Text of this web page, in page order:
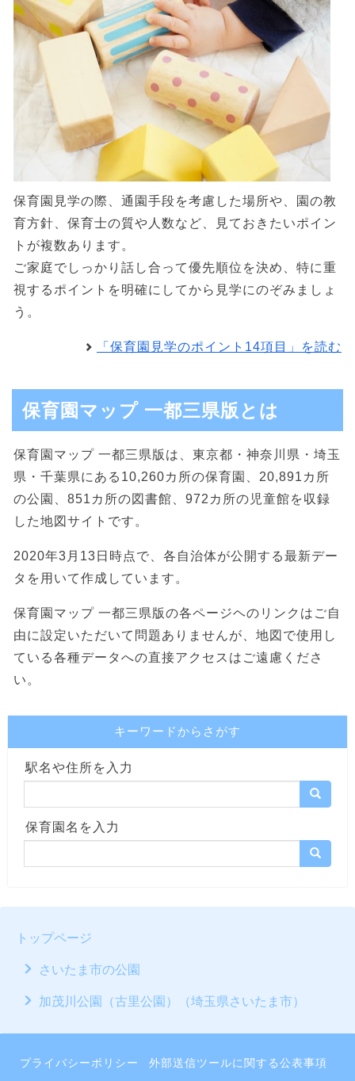
保育園見学の際、通園手段を考慮した場所や、園の教
育方針、保育士の質や人数など、見ておきたいポイン
トが複数あります。
ご家庭でしっかり話し合って優先順位を決め、特に重
視するポイントを明確にしてから見学にのぞみましょ
う。
「保育園見学のポイント14項目」を読む
保育園マップ 一都三県版とは
保育園マップ 一都三県版は、東京都・神奈川県・埼玉
県・千葉県にある10,260カ所の保育園、20,891カ所
の公園、851カ所の図書館、972カ所の児童館を収録
した地図サイトです。
2020年3月13日時点で、各自治体が公開する最新デー
タを用いて作成しています。
保育園マップ 一都三県版の各ページヘのリンクはご自
由に設定いただいて問題ありませんが、地図で使用し
ている各種データへの直接アクセスはご遠慮くださ
い。
キーワードからさがす
駅名や住所を入力
保育園名を入力
トップページ
さいたま市の公園
加茂川公園（古里公園）（埼玉県さいたま市）
プライバシーポリシー 外部送信ツールに関する公表事項